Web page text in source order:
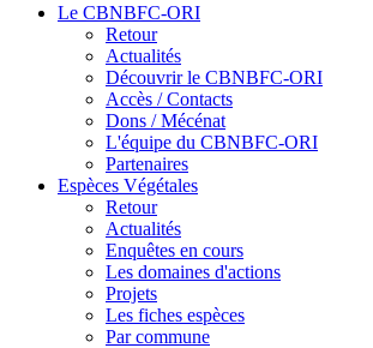
Le CBNBFC-ORI
Retour
Actualités
Découvrir le CBNBFC-ORI
Accès / Contacts
Dons / Mécénat
L'équipe du CBNBFC-ORI
Partenaires
Espèces Végétales
Retour
Actualités
Enquêtes en cours
Les domaines d'actions
Projets
Les fiches espèces
Par commune